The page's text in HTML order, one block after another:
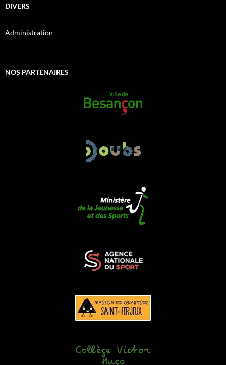
DIVERS
Administration
NOS PARTENAIRES